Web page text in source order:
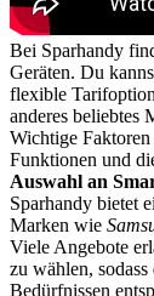
Bei Sparhandy
Geräten. Du
flexible
anderes beliebtes
Wichtige
Funktionen und
Auswahl an
Sparhandy bietet
Marken wie
Viele Angebote
zu wählen,
Bedürfnissen